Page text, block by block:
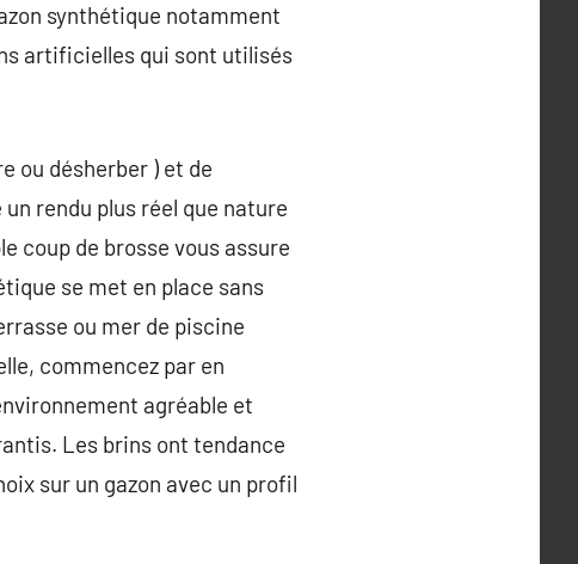
synthétique notamment
artificielles qui sont utilisés
ou désherber ) et de
rendu plus réel que nature
coup de brosse vous assure
se met en place sans
ou mer de piscine
commencez par en
agréable et
Les brins ont tendance
sur un gazon avec un profil